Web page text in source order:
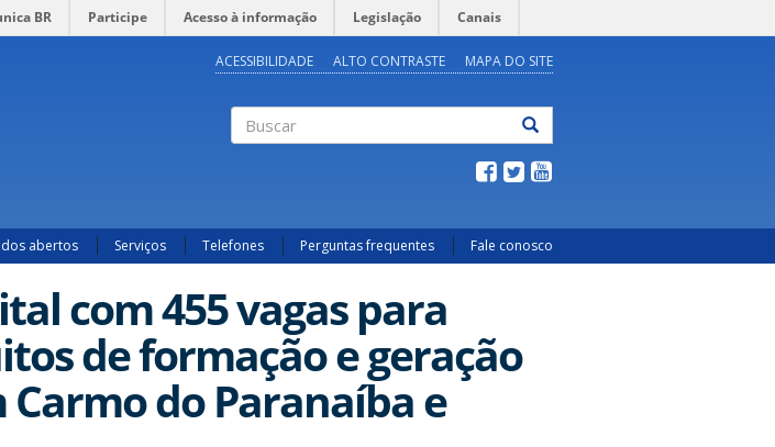
BR Participe Acesso à informação Legislação Canais
ACESSIBILIDADE ALTO CONTRASTE MAPA DO SITE
abertos Serviços Telefones Perguntas frequentes Fale conosco
com 455 vagas para
de formação e geração
do Paranaíba e